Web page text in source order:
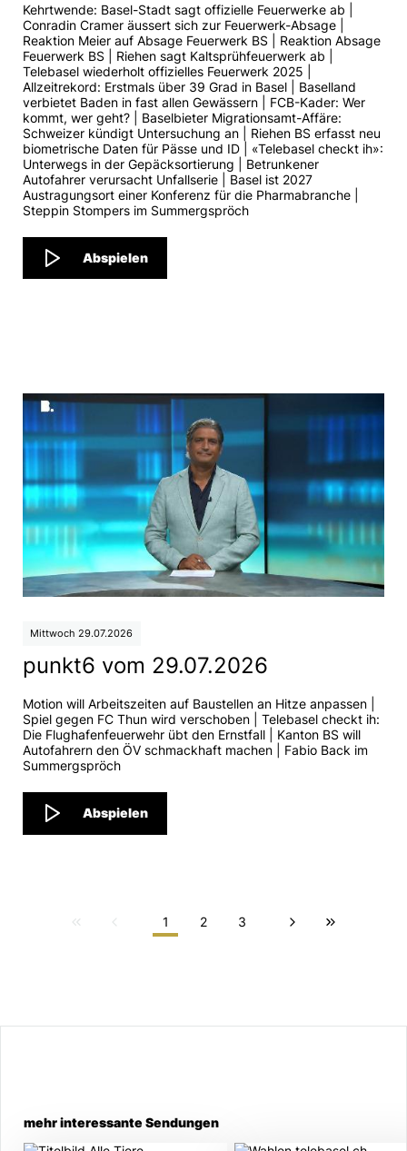
Kehrtwende: Basel-Stadt sagt offizielle Feuerwerke ab |
Conradin Cramer äussert sich zur Feuerwerk-Absage |
Reaktion Meier auf Absage Feuerwerk BS | Reaktion Absage
Feuerwerk BS | Riehen sagt Kaltsprühfeuerwerk ab |
Telebasel wiederholt offizielles Feuerwerk 2025 |
Allzeitrekord: Erstmals über 39 Grad in Basel | Baselland
verbietet Baden in fast allen Gewässern | FCB-Kader: Wer
kommt, wer geht? | Baselbieter Migrationsamt-Affäre:
Schweizer kündigt Untersuchung an | Riehen BS erfasst neu
biometrische Daten für Pässe und ID | «Telebasel checkt ih»:
Unterwegs in der Gepäcksortierung | Betrunkener
Autofahrer verursacht Unfallserie | Basel ist 2027
Austragungsort einer Konferenz für die Pharmabranche |
Steppin Stompers im Summergspröch
Abspielen
Mittwoch 29.07.2026
punkt6 vom 29.07.2026
Motion will Arbeitszeiten auf Baustellen an Hitze anpassen |
Spiel gegen FC Thun wird verschoben | Telebasel checkt ih:
Die Flughafenfeuerwehr übt den Ernstfall | Kanton BS will
Autofahrern den ÖV schmackhaft machen | Fabio Back im
Summergspröch
Abspielen
1 2 3
mehr interessante Sendungen